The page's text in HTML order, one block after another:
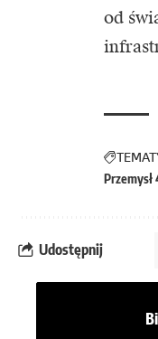
od
Przemysł
Udostępnij